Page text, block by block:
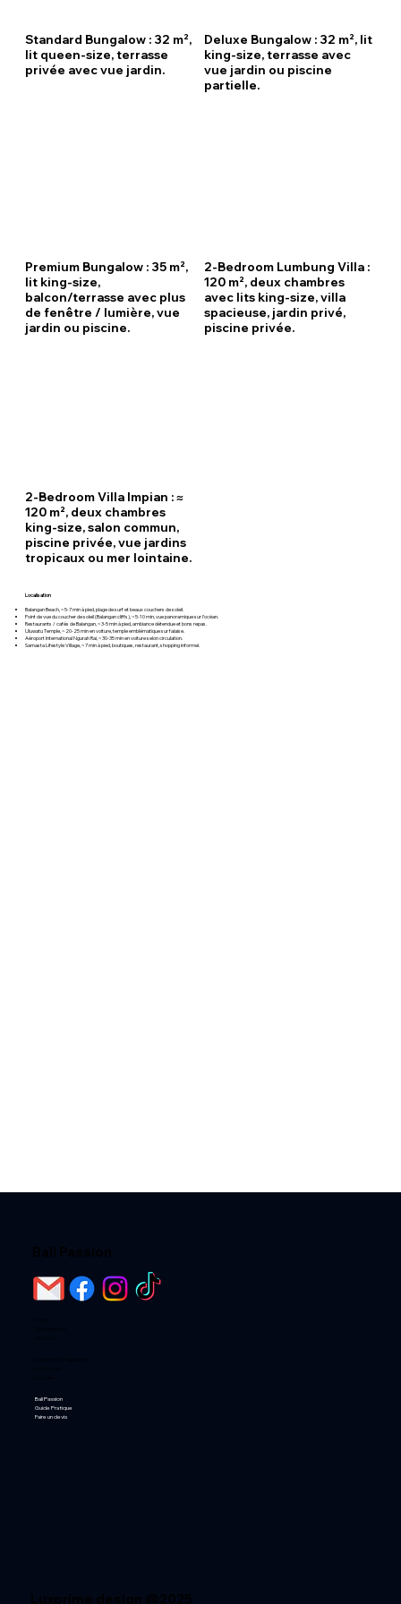
Standard Bungalow : 32 m²,
lit queen-size, terrasse
privée avec vue jardin.
Deluxe Bungalow : 32 m², lit
king-size, terrasse avec
vue jardin ou piscine
partielle.
Premium Bungalow : 35 m²,
lit king-size,
balcon/terrasse avec plus
de fenêtre / lumière, vue
jardin ou piscine.
2-Bedroom Lumbung Villa :
120 m², deux chambres
avec lits king-size, villa
spacieuse, jardin privé,
piscine privée.
2-Bedroom Villa Impian : ≈
120 m², deux chambres
king-size, salon commun,
piscine privée, vue jardins
tropicaux ou mer lointaine.
Localisation
Balangan Beach, ~5-7 min à pied, plage de surf et beaux couchers de soleil.
Point de vue du coucher de soleil (Balangan cliffs), ~5-10 min, vue panoramique sur l’océan.
Restaurants / cafés de Balangan, ~3-5 min à pied, ambiance détendue et bons repas.
Uluwatu Temple, ~20-25 min en voiture, temple emblématique sur falaise.
Aéroport International Ngurah Rai, ~30-35 min en voiture selon circulation.
Samasta Lifestyle Village, ~7 min à pied, boutiques, restaurant, shopping informel.
Bali Passion
Guide Pratique
Faire un devis